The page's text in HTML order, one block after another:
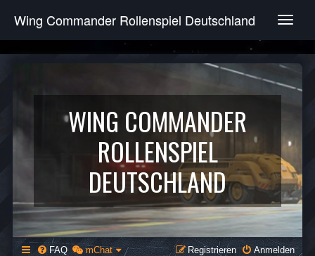
T
g
e
v
g
a
t
i
o
n
Wing Commander Rollenspiel Deutschland
WING COMMANDER
ROLLENSPIEL
DEUTSCHLAND
FAQ mChat Anmelden
Registrieren